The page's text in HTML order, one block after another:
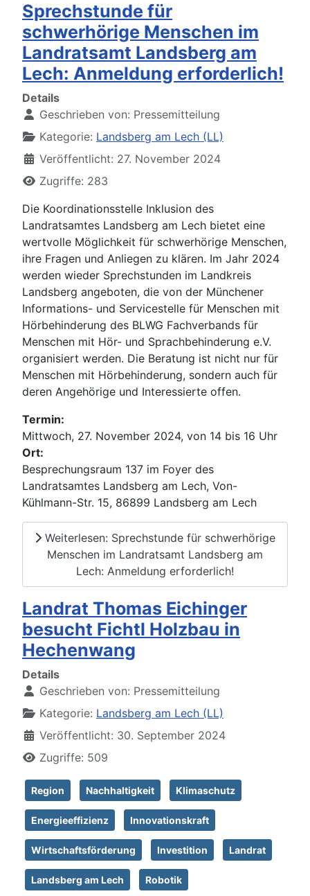
Sprechstunde für
schwerhörige Menschen im
Landratsamt Landsberg am
Lech: Anmeldung erforderlich!
Details
Geschrieben von: Pressemitteilung
Kategorie: Landsberg am Lech (LL)
Veröffentlicht: 27. November 2024
Zugriffe: 283
Die Koordinationsstelle Inklusion des
Landratsamtes Landsberg am Lech bietet eine
wertvolle Möglichkeit für schwerhörige Menschen,
ihre Fragen und Anliegen zu klären. Im Jahr 2024
werden wieder Sprechstunden im Landkreis
Landsberg angeboten, die von der Münchener
Informations- und Servicestelle für Menschen mit
Hörbehinderung des BLWG Fachverbands für
Menschen mit Hör- und Sprachbehinderung e.V.
organisiert werden. Die Beratung ist nicht nur für
Menschen mit Hörbehinderung, sondern auch für
deren Angehörige und Interessierte offen.
Termin:
Mittwoch, 27. November 2024, von 14 bis 16 Uhr
Ort:
Besprechungsraum 137 im Foyer des
Landratsamtes Landsberg am Lech, Von-
Kühlmann-Str. 15, 86899 Landsberg am Lech
Weiterlesen: Sprechstunde für schwerhörige
Menschen im Landratsamt Landsberg am
Lech: Anmeldung erforderlich!
Landrat Thomas Eichinger
besucht Fichtl Holzbau in
Hechenwang
Details
Geschrieben von: Pressemitteilung
Kategorie: Landsberg am Lech (LL)
Veröffentlicht: 30. September 2024
Zugriffe: 509
Region Nachhaltigkeit Klimaschutz
Energieeffizienz Innovationskraft
Wirtschaftsförderung Investition Landrat
Landsberg am Lech Robotik